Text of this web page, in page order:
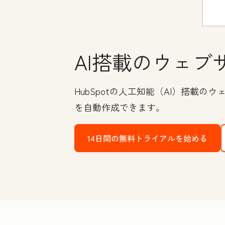
AI搭載のウェブ
HubSpotの人工知能（AI）搭載のウ
を自動作成できます。
14日間の無料トライアルを始める